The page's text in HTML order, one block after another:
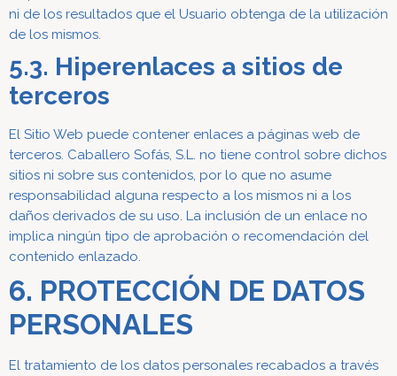
ni de los resultados que el Usuario obtenga de la utilización
de los mismos.
5.3. Hiperenlaces a sitios de
terceros
El Sitio Web puede contener enlaces a páginas web de
terceros. Caballero Sofás, S.L. no tiene control sobre dichos
sitios ni sobre sus contenidos, por lo que no asume
responsabilidad alguna respecto a los mismos ni a los
daños derivados de su uso. La inclusión de un enlace no
implica ningún tipo de aprobación o recomendación del
contenido enlazado.
6. PROTECCIÓN DE DATOS
PERSONALES
El tratamiento de los datos personales recabados a través